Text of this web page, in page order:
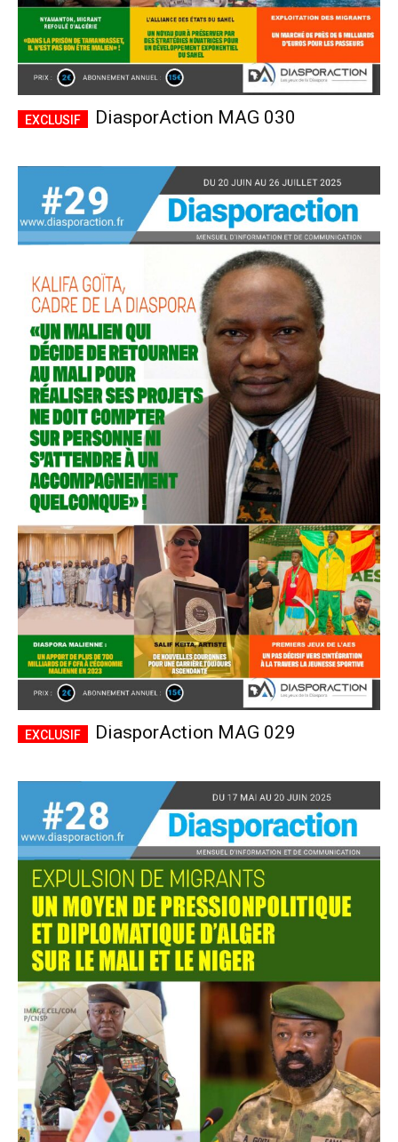
DiasporAction MAG 030
DiasporAction MAG 029